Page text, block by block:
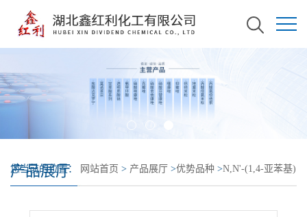
产品展厅
您当前的位置： 网站首页 > 产品展厅 >优势品种 >N,N'-(1,4-亚苯基)